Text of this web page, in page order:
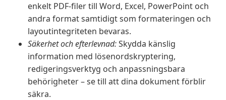
enkelt PDF-filer till Word, Excel, PowerPoint och
andra format samtidigt som formateringen och
layoutintegriteten bevaras.
Säkerhet och efterlevnad:Skydda känslig
information med lösenordskryptering,
redigeringsverktyg och anpassningsbara
behörigheter – se till att dina dokument förblir
säkra.